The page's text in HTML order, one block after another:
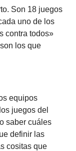
Son 18 juegos
uno de los
contra todos»
los que
equipos
juegos del
saber cuáles
definir las
cositas que